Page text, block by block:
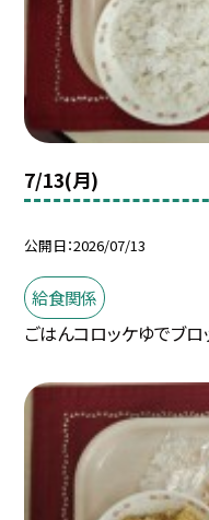
7/13(月)
公開日 2026/07/13
給食関係
ごはんコロッケゆでブ